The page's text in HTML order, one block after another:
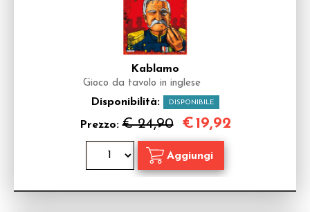
Kablamo
Gioco da tavolo in inglese
Disponibilità: DISPONIBILE
Prezzo:€ 24,90 €19,92